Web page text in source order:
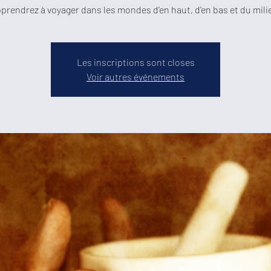
à voyager dans les mondes d'en haut, d'en bas et du
Les inscriptions sont closes
Voir autres événements